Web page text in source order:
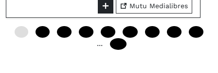
Mutu Medialibres
...